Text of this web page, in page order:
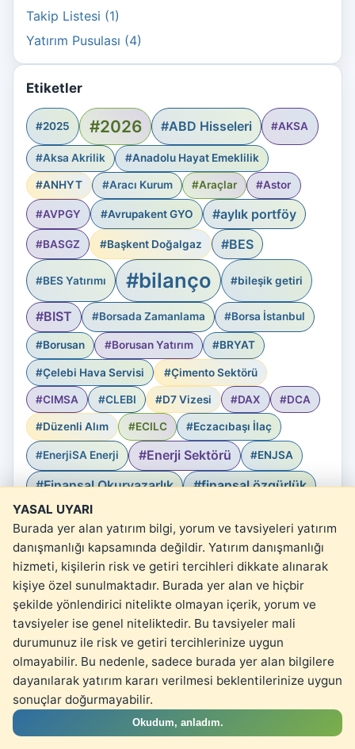
Takip Listesi (1)
Yatırım Pusulası (4)
Etiketler
#2025 #2026 #ABD Hisseleri #AKSA
#Aksa Akrilik #Anadolu Hayat Emeklilik
#ANHYT #Aracı Kurum #Araçlar #Astor
#AVPGY #Avrupakent GYO #aylık portföy
#BASGZ #Başkent Doğalgaz #BES
#BES Yatırımı #bilanço #bileşik getiri
#BIST #Borsada Zamanlama #Borsa İstanbul
#Borusan #Borusan Yatırım #BRYAT
#Çelebi Hava Servisi #Çimento Sektörü
#CIMSA #CLEBI #D7 Vizesi #DAX #DCA
#Düzenli Alım #ECILC #Eczacıbaşı İlaç
#EnerjiSA Enerji #Enerji Sektörü #ENJSA
#Finansal Okuryazarlık #finansal özgürlük
#Finans Sektörü
#FROTO #Galata Wind #Gıda Sektörü
#GRSEL #Gürsel #Gürsel Turizm #GWIND
#GYO Sektörü #Halka Arz #Halka Arz Analizi
#Havacılık Sektörü #Hitit Bilgisayar #HTTBT
#İçecek Sektörü #İlaç Sektörü #ISMEN
#İş Yatırım #kartopu #kartopu etkisi
#küçük yatırımcı #Medicalpark #MGROS
#Migros #MLP Sağlık Hizmetleri #MPARK
Yasal Uyarı
YASAL UYARI
Burada yer alan yatırım bilgi, yorum ve tavsiyeleri yatırım
danışmanlığı kapsamında değildir. Yatırım danışmanlığı
hizmeti, kişilerin risk ve getiri tercihleri dikkate alınarak
kişiye özel sunulmaktadır. Burada yer alan ve hiçbir
şekilde yönlendirici nitelikte olmayan içerik, yorum ve
tavsiyeler ise genel niteliktedir. Bu tavsiyeler mali
durumunuz ile risk ve getiri tercihlerinize uygun
olmayabilir. Bu nedenle, sadece burada yer alan bilgilere
dayanılarak yatırım kararı verilmesi beklentilerinize uygun
sonuçlar doğurmayabilir.
Okudum, anladım.